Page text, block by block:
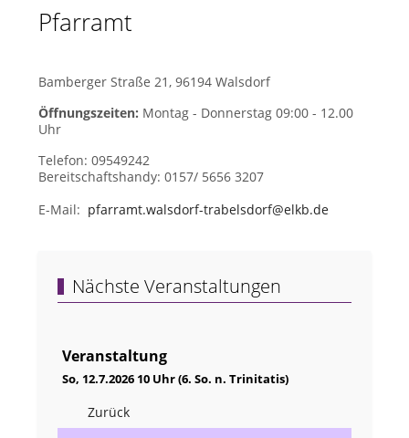
Pfarramt
Bamberger Straße 21, 96194 Walsdorf
Öffnungszeiten: Montag - Donnerstag 09:00 - 12.00
Uhr
Telefon: 09549242
Bereitschaftshandy: 0157/ 5656 3207
E-Mail: pfarramt.walsdorf-trabelsdorf@elkb.de
Nächste Veranstaltungen
Veranstaltung
So, 12.7.2026 10 Uhr (6. So. n. Trinitatis)
Zurück